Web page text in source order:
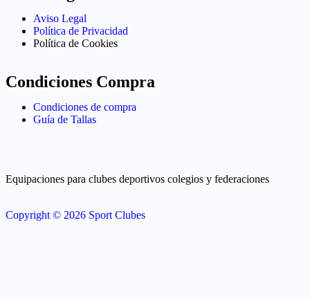
Aviso Legal
Política de Privacidad
Política de Cookies
Condiciones Compra
Condiciones de compra
Guía de Tallas
Equipaciones para clubes deportivos colegios y federaciones
Copyright © 2026 Sport Clubes